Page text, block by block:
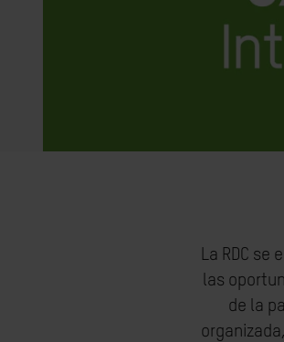
La RDC
las
de la